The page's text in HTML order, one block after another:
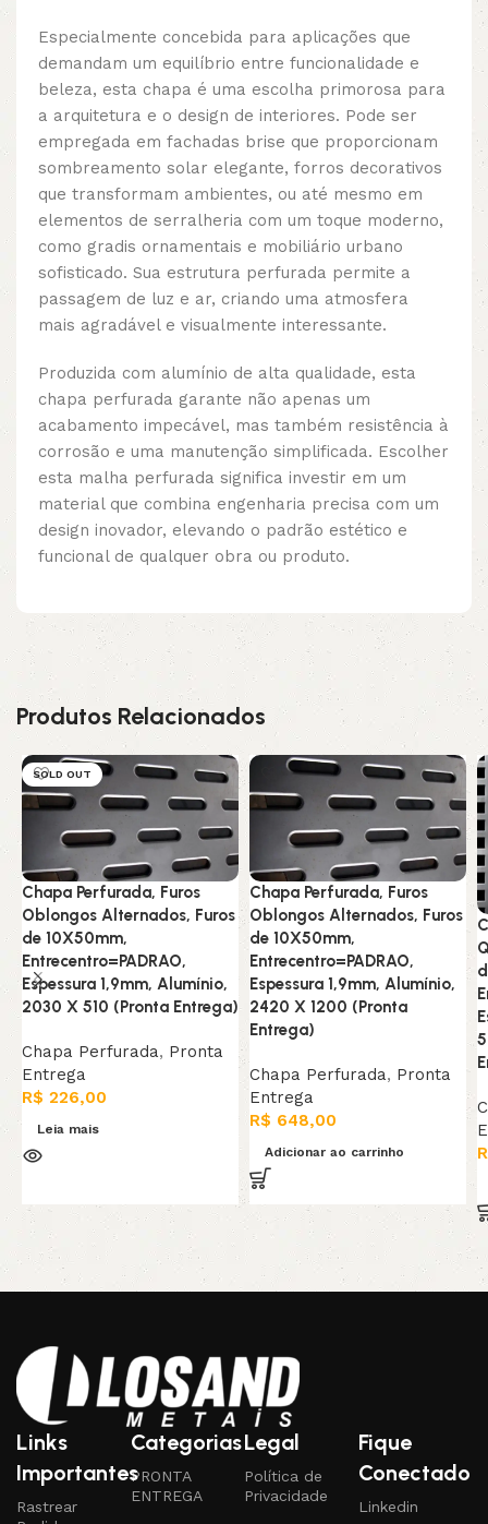
Especialmente concebida para aplicações que
demandam um equilíbrio entre funcionalidade e
beleza, esta chapa é uma escolha primorosa para
a arquitetura e o design de interiores. Pode ser
empregada em fachadas brise que proporcionam
sombreamento solar elegante, forros decorativos
que transformam ambientes, ou até mesmo em
elementos de serralheria com um toque moderno,
como gradis ornamentais e mobiliário urbano
sofisticado. Sua estrutura perfurada permite a
passagem de luz e ar, criando uma atmosfera
mais agradável e visualmente interessante.
Produzida com alumínio de alta qualidade, esta
chapa perfurada garante não apenas um
acabamento impecável, mas também resistência à
corrosão e uma manutenção simplificada. Escolher
esta malha perfurada significa investir em um
material que combina engenharia precisa com um
design inovador, elevando o padrão estético e
funcional de qualquer obra ou produto.
Produtos Relacionados
SOLD OUT
Chapa Perfurada, Furos
Oblongos Alternados, Furos
de 10X50mm,
Entrecentro=PADRAO,
Espessura 1,9mm, Alumínio,
2030 X 510 (Pronta Entrega)
Chapa Perfurada, Pronta
Entrega
R$ 226,00
Leia mais
Chapa Perfurada, Furos
Oblongos Alternados, Furos
de 10X50mm,
Entrecentro=PADRAO,
Espessura 1,9mm, Alumínio,
2420 X 1200 (Pronta
Entrega)
Chapa Perfurada, Pronta
Entrega
R$ 648,00
Adicionar ao carrinho
Links
Importantes
Rastrear
Categorias
PRONTA
ENTREGA
Legal
Política de
Privacidade
Fique
Conectado
Linkedin